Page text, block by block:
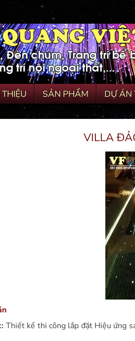
THIỆU SẢN PHẨM DỰ ÁN
VILLA
Thiết kế thi công lắp đặt Hiệu ứng